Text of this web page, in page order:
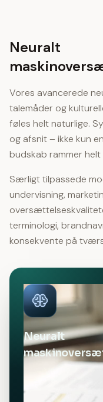
Neuralt
Vores avancerede
talemåder og
føles helt naturlige.
og afsnit – ikke kun
budskab rammer
Særligt tilpassede
undervisning,
terminologi,
konsekvente på
Neuralt